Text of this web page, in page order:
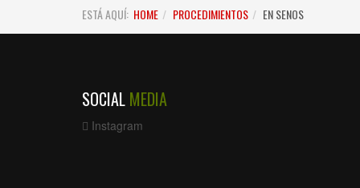
ESTÁ AQUÍ: HOME PROCEDIMIENTOS EN SENOS
SOCIAL MEDIA
Instagram